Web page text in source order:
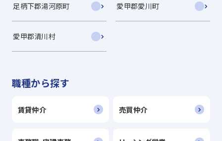
足柄下郡湯河原町 愛甲郡愛川町
愛甲郡清川村
職種から探す
賃貸仲介 売買仲介